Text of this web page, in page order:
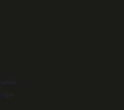
admin
Alper